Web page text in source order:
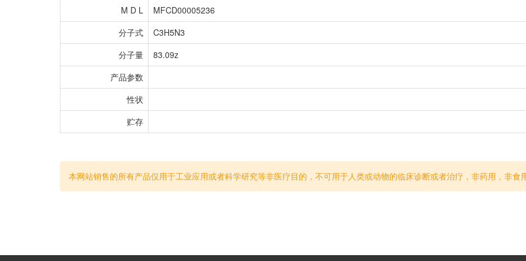
M D L
MFCD00005236
分子式
C3H5N3
分子量
83.09z
产品参数
性状
贮存
本网站销售的所有产品仅用于工业应用或者科学研究等非医疗目的，不可用于人类或动物的临床诊断或者治疗，非药用，非食